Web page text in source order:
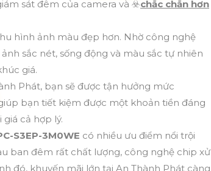
sát đêm của camera và ☣️chắc chắn hơn
hình ảnh màu đẹp hơn. Nhờ công nghệ
sắc nét, sống động và màu sắc tự nhiên
giá.
Phát, bạn sẽ được tận hưởng mức
bạn tiết kiệm được một khoản tiền đáng
cả hợp lý.
S3EP-3M0WE có nhiều ưu điểm nổi trội
ban đêm rất chất lượng, công nghệ chip xử
đó, khuyến mãi lớn tại An Thành Phát càng